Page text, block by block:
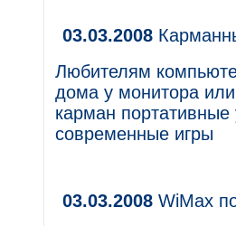
03.03.2008
Любителям
дома у монитора
карман
современные игры
03.03.2008 WiMax